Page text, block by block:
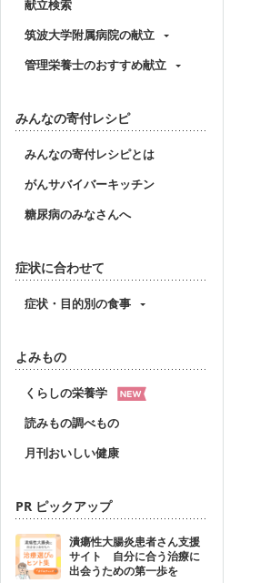
献立検索
筑波大学附属病院の献立
管理栄養士のおすすめ献立
みんなの寄付レシピ
みんなの寄付レシピとは
がんサバイバーキッチン
糖尿病のみなさんへ
症状に合わせて
症状・目的別の食事
よみもの
くらしの栄養学
読みもの調べもの
月刊おいしい健康
PR ピックアップ
潰瘍性大腸炎患者さん支援
サイト 自分に合う治療に
出会うための第一歩を